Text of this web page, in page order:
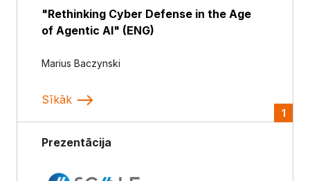
"Rethinking Cyber Defense in the Age
of Agentic AI" (ENG)
Marius Baczynski
Sīkāk
1
Prezentācija